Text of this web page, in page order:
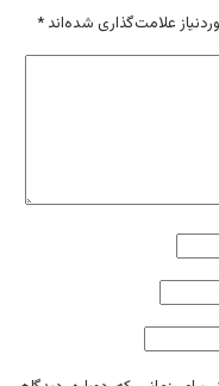
علامت‌گذاری شده‌اند *